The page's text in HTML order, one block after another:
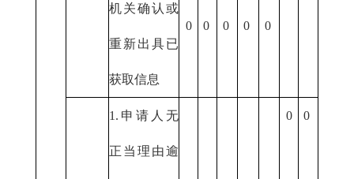
机关确认或
重新出具已
获取信息
0 0 0 0 0
1.申请人无
正当理由逾
0 0